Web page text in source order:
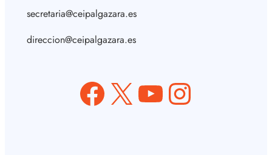
secretaria@ceipalgazara.es
direccion@ceipalgazara.es
Facebook X YouTube Instagram